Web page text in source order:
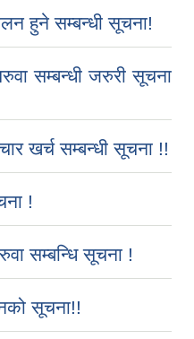
हुने सम्बन्धी सूचना!
सम्बन्धी जरुरी सूचना
खर्च सम्बन्धी सूचना !!
!
सम्बन्धि सूचना !
सूचना!!